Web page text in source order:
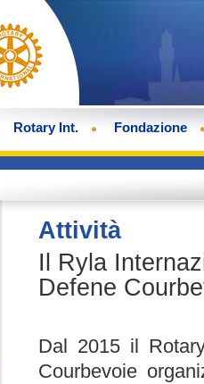
Rotary Int. Fondazione
Attività
Il Ryla
Defene
Dal 2015 il
Courbevoie